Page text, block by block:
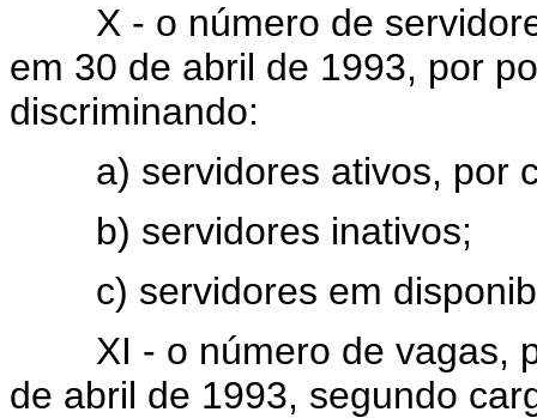
X - o número de
em 30 de abril de 1993, por
discriminando:
a) servidores ativos, por
b) servidores inativos;
c) servidores em
XI - o número de vagas,
de abril de 1993, segundo